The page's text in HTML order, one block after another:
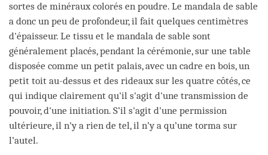
sortes de minéraux colorés en poudre. Le mandala de sable
a donc un peu de profondeur, il fait quelques centimètres
d'épaisseur. Le tissu et le mandala de sable sont
généralement placés, pendant la cérémonie, sur une table
disposée comme un petit palais, avec un cadre en bois, un
petit toit au-dessus et des rideaux sur les quatre côtés, ce
qui indique clairement qu'il s'agit d'une transmission de
pouvoir, d'une initiation. S’il s'agit d'une permission
ultérieure, il n'y a rien de tel, il n’y a qu’une torma sur
l’autel.